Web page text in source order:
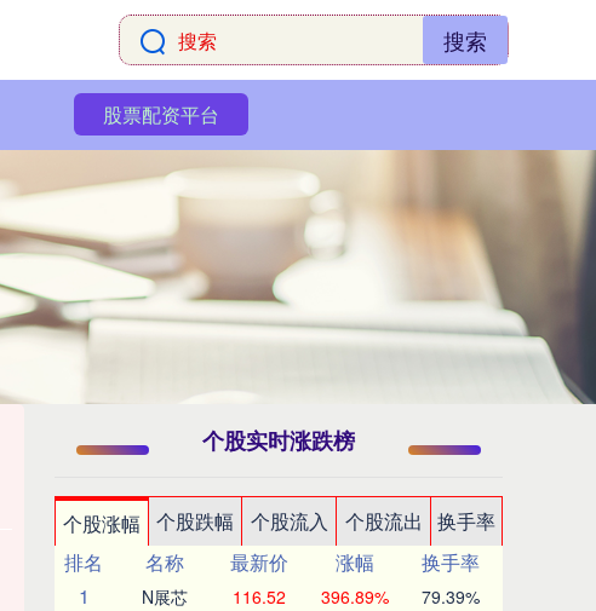
搜索
股票配资平台
个股实时涨跌榜
个股涨幅 个股跌幅 个股流入 个股流出
换手率
排名
名称 最新价 涨幅
换手率
1
N展芯 116.52 396.89% 79.39%